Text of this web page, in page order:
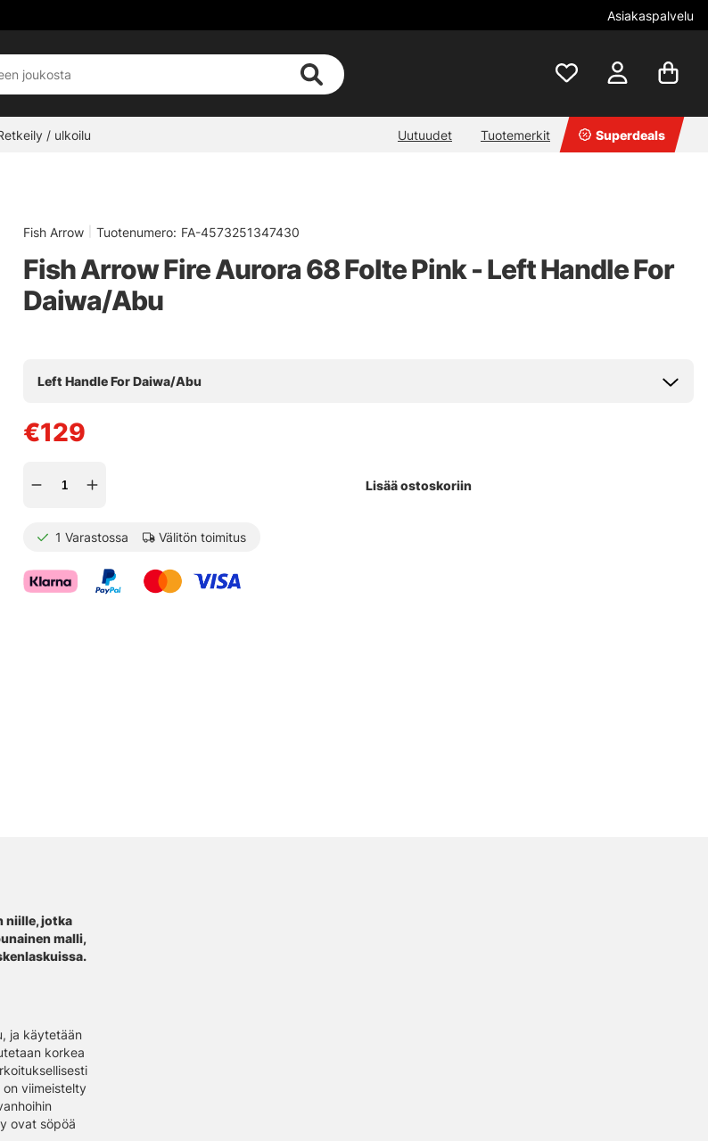
Asiakaspalvelu
/ ulkoilu Uutuudet Tuotemerkit Superdeals
Fish Arrow Tuotenumero: FA-4573251347430
Fish Arrow Fire Aurora 68 Folte Pink - Left Handle For
Daiwa/Abu
Left Handle For Daiwa/Abu
€129
Lisää ostoskoriin
1 Varastossa Välitön toimitus
niille, jotka
malli,
ja käytetään
korkea
viimeistelty
ovat söpöä